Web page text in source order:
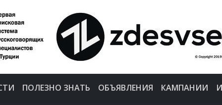
ПОЛЕЗНО ЗНАТЬ ОБЪЯВЛЕНИЯ КАМПАНИИ